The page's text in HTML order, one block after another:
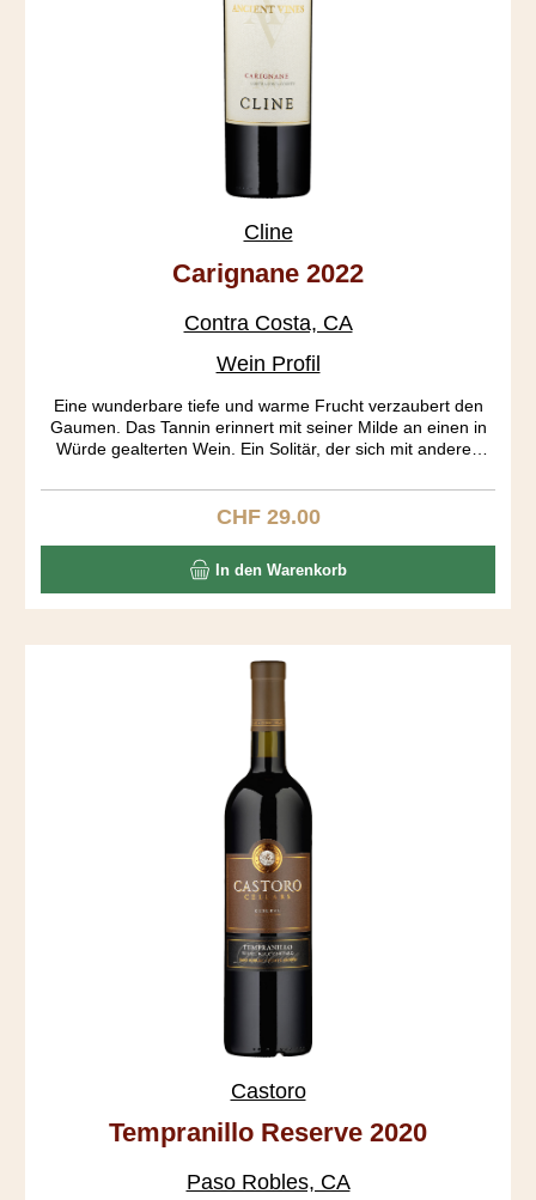
Cline
Carignane 2022
Contra Costa, CA
Wein Profil
Eine wunderbare tiefe und warme Frucht verzaubert den
Gaumen. Das Tannin erinnert mit seiner Milde an einen in
Würde gealterten Wein. Ein Solitär, der sich mit anderen
aus Aragonien und wird dort auch Mazuelo genannt. Diese
Rebsorte fand im 18. Jahrhundert seine grösste Verbreitung
angebauten roten Rebsorten. Die über 100 Jahre alten
Rebstöcke dieses Weins stammen aus dem Oakley
Vineyard, der sich durch tiefe, sandige Böden auszeichnet,
Regulärer Preis:
CHF 29.00
In den Warenkorb
Castoro
Tempranillo Reserve 2020
Paso Robles, CA